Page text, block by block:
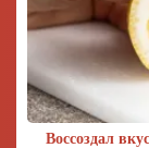
Воссоздал